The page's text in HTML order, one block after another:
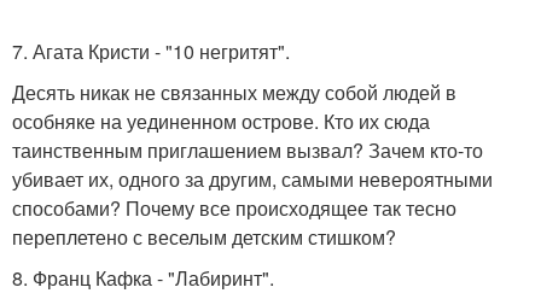
7. Агата Кристи - "10 негритят".
Десять никак не связанных между собой людей в
особняке на уединенном острове. Кто их сюда
таинственным приглашением вызвал? Зачем кто-то
убивает их, одного за другим, самыми невероятными
способами? Почему все происходящее так тесно
переплетено с веселым детским стишком?
8. Франц Кафка - "Лабиринт".